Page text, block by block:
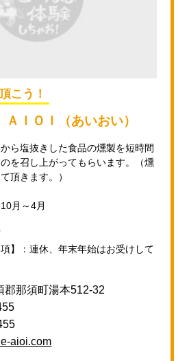
こう！
ＩＯＩ（あいおい）
ら塩抜きした食品の燻製を短時間
を召し上がってもらいます。（燻
頂きます。）
月～4月
項】：連休、年末年始はお受けして
那須町湯本512-32
aioi.com